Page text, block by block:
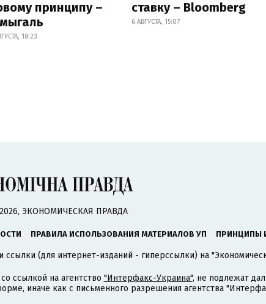
принципу –
18:23
ставку – Bloomberg
6 АВГУСТА, 15:07
ЭКОНОМИЧЕСКАЯ ПРАВДА
ПРАВИЛА ИСПОЛЬЗОВАНИЯ МАТЕРИАЛОВ УП ПРИНЦИПЫ
ссылки (для интернет-изданий - гиперссылки) на
ссылкой на агентство "Интерфакс-Украина", не подлежат
иначе как с письменного разрешения агентства